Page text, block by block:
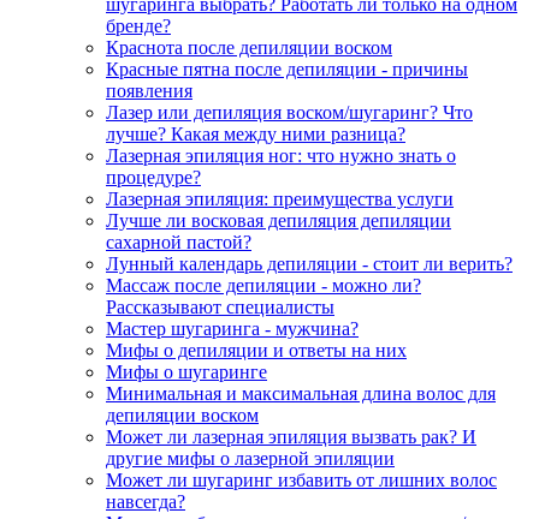
шугаринга выбрать? Работать ли только на одном
бренде?
Краснота после депиляции воском
Красные пятна после депиляции - причины
появления
Лазер или депиляция воском/шугаринг? Что
лучше? Какая между ними разница?
Лазерная эпиляция ног: что нужно знать о
процедуре?
Лазерная эпиляция: преимущества услуги
Лучше ли восковая депиляция депиляции
сахарной пастой?
Лунный календарь депиляции - стоит ли верить?
Массаж после депиляции - можно ли?
Рассказывают специалисты
Мастер шугаринга - мужчина?
Мифы о депиляции и ответы на них
Мифы о шугаринге
Минимальная и максимальная длина волос для
депиляции воском
Может ли лазерная эпиляция вызвать рак? И
другие мифы о лазерной эпиляции
Может ли шугаринг избавить от лишних волос
навсегда?